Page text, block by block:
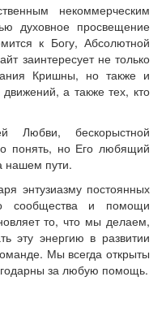
некоммерческим
духовное просвещение
к Богу, Абсолютной
заинтересует не только
Кришны, но также и
а также тех, кто
Любви, бескорыстной
понять, но Его любящий
нашем пути.
энтузиазму постоянных
сообщества и помощи
то, что мы делаем,
эту энергию в развитии
Мы всегда открыты
за любую помощь.